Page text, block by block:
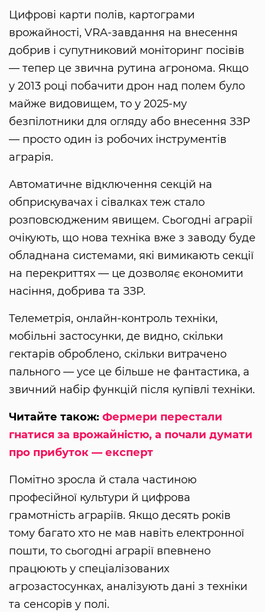
Цифрові карти полів, картограми
врожайності, VRA-завдання на внесення
добрив і супутниковий моніторинг посівів
— тепер це звична рутина агронома. Якщо
у 2013 році побачити дрон над полем було
майже видовищем, то у 2025-му
безпілотники для огляду або внесення ЗЗР
— просто один із робочих інструментів
аграрія.
Автоматичне відключення секцій на
обприскувачах і сівалках теж стало
розповсюдженим явищем. Сьогодні аграрії
очікують, що нова техніка вже з заводу буде
обладнана системами, які вимикають секції
на перекриттях — це дозволяє економити
насіння, добрива та ЗЗР.
Телеметрія, онлайн-контроль техніки,
мобільні застосунки, де видно, скільки
гектарів оброблено, скільки витрачено
пального — усе це більше не фантастика, а
звичний набір функцій після купівлі техніки.
Читайте також: Фермери перестали
гнатися за врожайністю, а почали думати
про прибуток — експерт
Помітно зросла й стала частиною
професійної культури й цифрова
грамотність аграріїв. Якщо десять років
тому багато хто не мав навіть електронної
пошти, то сьогодні аграрії впевнено
працюють у спеціалізованих
агрозастосунках, аналізують дані з техніки
та сенсорів у полі.